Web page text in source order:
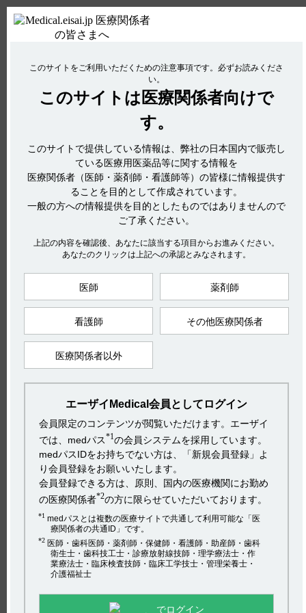
使用期限検索 Drug Information
No : 2972
【ケイツーシロップ】 妊婦への投与に関する注
意事項について教えてください。
電子添文には、妊婦への投与に関する注意事項は設定されてい
ません。（引用1）
なお、ケイツーシロップの効能又は効果は以下の通りです。
（引用2）
4．効能又は効果
○新生児出血症及び新生児低プロトロンビン血症の治療
○新生児・乳児ビタミンK欠乏性出血症の予防
1）ケイツーシロップ0.2％電子添文2023年4月改訂（第2版）
2）ケイツーシロップ0.2％電子添文2023年4月改訂（第2版）
【更新年月】
2024年2月
カテゴリー：
ケイツー
シロップ
電子添文には、妊婦への投与に関する注意事項は設定されてい
ません。（引用1）
なお、ケイツーシロップの効能又は効果は以下の通りです。
関連するQ&A
【インフリー】 その他の注意について教えてください。
【ケイツーＮ静注】 小児への投与に関する注意事項について教え
てください。
【ケイツーシロップ】 授乳婦への投与に関する注意事項について
教えてください。
【ケイツーシロップ】 高齢者への投与に関する注意事項について
アンケート:ご意見をお聞かせください
このサイトをご利用いただくための注意事項です。 必ずお読みくださ
い。
このサイトは 医療関係者向けで
す。
このサイトで提供している情報は、弊社の日本国内で販売し
ている医療用医薬品等に関する情報を
医療関係者（医師・薬剤師・看護師等）の皆様に情報提供す
ることを目的として作成されています。
一般の方への情報提供を目的としたものではありませんので
ご了承ください。
上記の内容を確認後、あなたに該当する項目からお進みください。
あなたのクリックは上記への承認とみなされます。
医師 薬剤師
看護師 その他医療関係者
医療関係者以外
エーザイMedical会員としてログイン
会員限定のコンテンツが閲覧いただけます。エーザイ
では、medパス*1の会員システムを採用しています。
medパスIDをお持ちでない方は、「新規会員登録」よ
り会員登録をお願いいたします。
会員登録できる方は、原則、国内の医療機関にお勤め
の医療関係者*2の方に限らせていただいております。
*1 medパスとは複数の医療サイトで共通して利用可能な「医
療関係者の共通ID」です。
*2 医師・歯科医師・薬剤師・保健師・看護師・助産師・歯科
衛生士・歯科技工士・診療放射線技師・理学療法士・作
業療法士・臨床検査技師・臨床工学技士・管理栄養士・
介護福祉士
でログイン
hhcホットライン
(平日9時〜18時 土日・祝日9時〜17時)
フリーダイヤル0120-419-497
インターネットでのお問い合わせ
エーザイ企業サイト
株主・投資家の皆さまへ
社会・環境活動
採用情報 プライバシーポリシー
ご利用について
Copyright(C) 2017 Eisai Co., Ltd. All rights reserved.